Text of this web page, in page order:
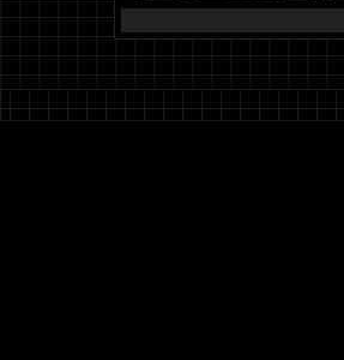
マジェスティ250 5
連 ＬＥＤエアロフ
ルカスタム オーディ